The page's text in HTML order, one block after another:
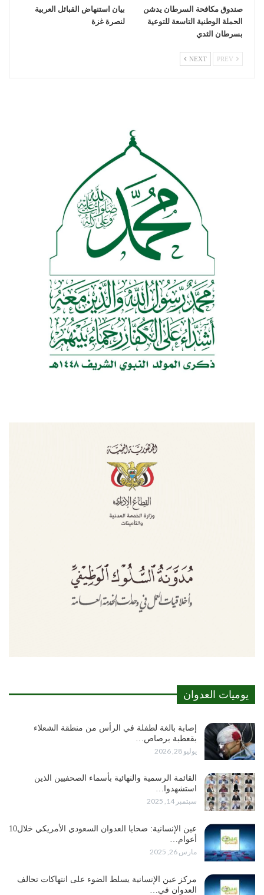
صندوق مكافحة السرطان يدشن
الحملة الوطنية التاسعة للتوعية
بسرطان الثدي
بيان استنهاض القبائل العربية
لنصرة غزة
NEXT
يوميات العدوان
إصابة بالغة لطفلة في الرأس من منطقة الشعلاء
بقعطبة برصاص…
يوليو 28, 2026
القائمة الرسمية والنهائية بأسماء الصحفيين الذين
استشهدوا…
سبتمبر 14, 2025
عين الإنسانية: ضحايا العدوان السعودي الأمريكي خلال10
أعوام…
مارس 26, 2025
مركز عين الإنسانية يسلط الضوء على انتهاكات تحالف
العدوان في…